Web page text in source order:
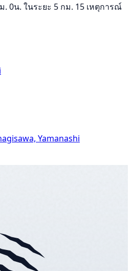
. 0น. ในระยะ 5 กม. 15 เหตุการณ์
Yamanashi